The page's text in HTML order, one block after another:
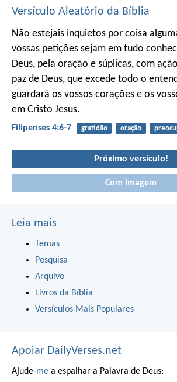
Versículo Aleatório da Bíblia
Não estejais inquietos por coisa
vossas petições sejam em tudo
Deus, pela oração e súplicas, com
paz de Deus, que excede todo o
guardará os vossos corações e os
em Cristo Jesus.
Filipenses 4:6-7 gratidão oração
Próximo versículo!
Com imagem
Leia mais
Temas
Pesquisa
Arquivo
Livros da Bíblia
Versículos Mais Populares
Apoiar DailyVerses.net
Ajude-me a espalhar a Palavra de Deus: